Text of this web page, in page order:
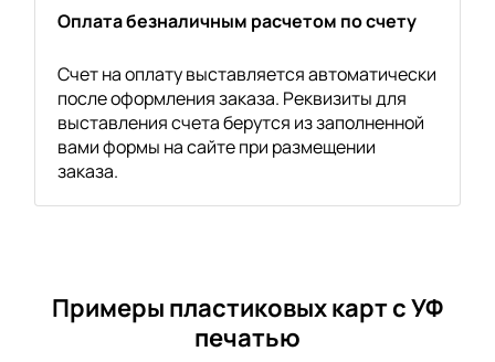
Оплата безналичным расчетом по счету
Счет на оплату выставляется автоматически
после оформления заказа. Реквизиты для
выставления счета берутся из заполненной
вами формы на сайте при размещении
заказа.
Примеры пластиковых карт с УФ
печатью